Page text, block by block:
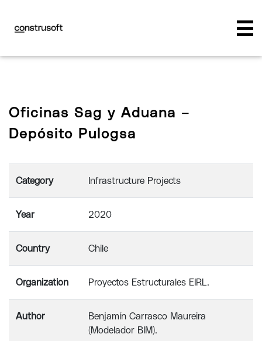
Oficinas Sag y Aduana –
Depósito Pulogsa
Category Infrastructure Projects
Year 2020
Country Chile
Organization Proyectos Estructurales EIRL.
Author
Benjamín Carrasco Maureira
(Modelador BIM).